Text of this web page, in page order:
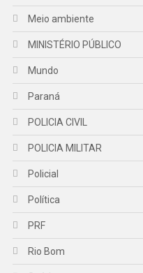
Meio ambiente
MINISTÉRIO PÚBLICO
Mundo
Paraná
POLICIA CIVIL
POLICIA MILITAR
Policial
Política
PRF
Rio Bom